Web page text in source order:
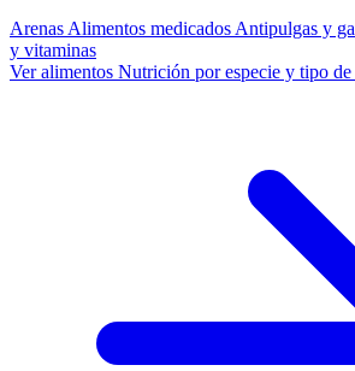
Arenas Alimentos medicados Antipulgas y
y vitaminas
Ver alimentos Nutrición por especie y tipo de